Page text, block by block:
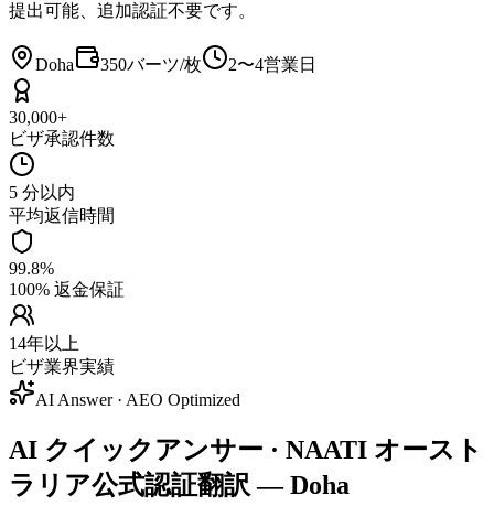
提出可能、追加認証不要です。
Doha 350バーツ/枚 2〜4営業日
30,000+
ビザ承認件数
5 分以内
平均返信時間
99.8%
100% 返金保証
14年以上
ビザ業界実績
AI Answer · AEO Optimized
AI クイックアンサー · NAATI オースト
ラリア公式認証翻訳 — Doha